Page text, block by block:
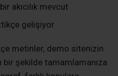
akıcılık mevcut
gelişiyor
metinler, demo sitenizin
bir şekilde tamamlamanıza